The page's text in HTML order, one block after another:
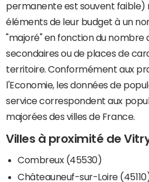
permanente est souvent
éléments de leur budget à un
"majoré" en fonction du nombre
secondaires ou de places de
territoire. Conformément aux
l'Economie, les données de
service correspondent aux
majorées des villes de France.
Villes à proximité de
Combreux (45530)
Châteauneuf-sur-Loire